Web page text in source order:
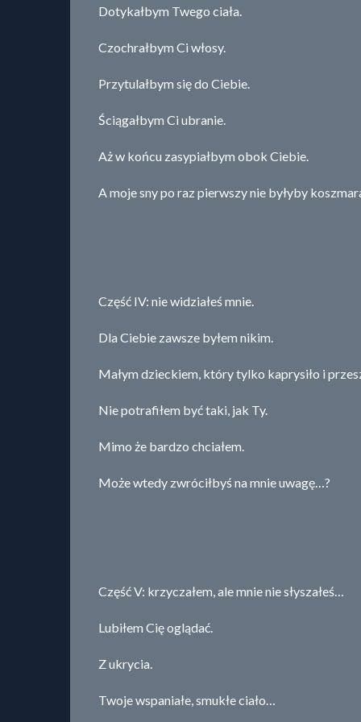
Dotykałbym Twego ciała.
Czochrałbym Ci włosy.
Przytulałbym się do Ciebie.
Ściągałbym Ci ubranie.
Aż w końcu zasypiałbym obok Ciebie.
A moje sny po raz pierwszy nie byłyby
Część IV: nie widziałeś mnie.
Dla Ciebie zawsze byłem nikim.
Małym dzieckiem, który tylko kaprysiło i
Nie potrafiłem być taki, jak Ty.
Mimo że bardzo chciałem.
Może wtedy zwróciłbyś na mnie uwagę…?
Część V: krzyczałem, ale mnie nie słyszałeś…
Lubiłem Cię oglądać.
Z ukrycia.
Twoje wspaniałe, smukłe ciało…